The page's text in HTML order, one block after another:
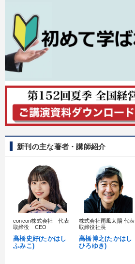
新刊の主な著者・講師紹介
concon株式会社 代表
取締役 CEO
髙橋史好(たかはし
ふみこ)
株式会社雨風太陽 代表
取締役社長
高橋博之(たかはし
ひろゆき)